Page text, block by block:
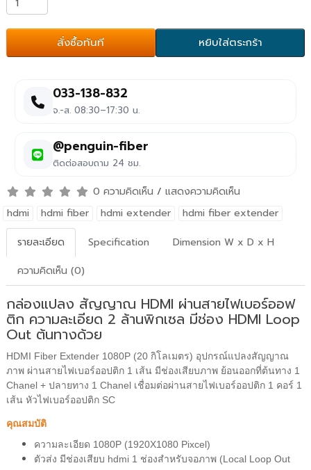
สั่งซื้อทันที หยิบใส่ตระกร้า
033-138-832
จ.-ส. 08:30–17:30 น.
@penguin-fiber
ติดต่อสอบถาม 24 ชม.
0 ความคิดเห็น / แสดงความคิดเห็น
hdmi
hdmi fiber hdmi extender
hdmi fiber extender
รายละเอียด
Specification
Dimension W x D x H
ความคิดเห็น (0)
กล่องแปลง สัญญาณ HDMI ผ่านสายไฟเบอร์ออฟ
ติก ความละเอียด 2 ล้านพิกเซล มีช่อง HDMI Loop
Out ต้นทางด้วย
HDMI Fiber Extender 1080P (20 กิโลเมตร) อุปกรณ์แปลงสัญญาณ
ภาพ ผ่านสายไฟเบอร์ออปติก 1 เส้น มีช่องเสียบภาพ ย้อนออกที่ต้นทาง 1
Chanel + ปลายทาง 1 Chanel เชื่อมต่อผ่านสายไฟเบอร์ออปติก 1 คอร์ 1
เส้น หัวไฟเบอร์ออปติก SC
คุณสมบัติ
ความละเอียด 1080P (1920X1080 Pixcel)
ตัวส่ง มีช่องเสียบ hdmi 1 ช่องสำหรับจอภาพ (Local Loop Out